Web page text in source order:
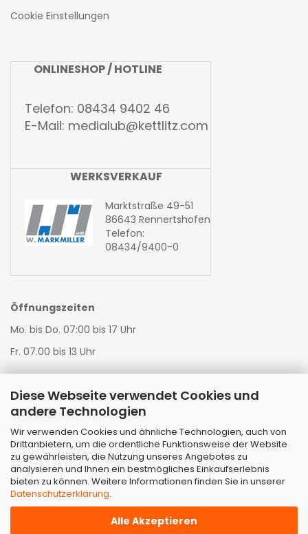
Diese Webseite verwendet Cookies und
andere Technologien
Wir verwenden Cookies und ähnliche Technologien, auch von
Drittanbietern, um die ordentliche Funktionsweise der Website
zu gewährleisten, die Nutzung unseres Angebotes zu
analysieren und Ihnen ein bestmögliches Einkaufserlebnis
bieten zu können. Weitere Informationen finden Sie in unserer
Datenschutzerklärung.
Alle Akzeptieren
Cookie Einstellungen
ONLINESHOP / HOTLINE
Telefon: 08434 9402 46
E-Mail: medialub@kettlitz.com
WERKSVERKAUF
Marktstraße 49-51
86643 Rennertshofen
Telefon:
08434/9400-0
Öffnungszeiten
Mo. bis Do. 07:00 bis 17 Uhr
Fr. 07.00 bis 13 Uhr
Warenannahme LKW:
Mo. bis Do. 07:00 bis 16:00 Uhr
Fr. 07:00 bis 11:00 Uhr
Warenannahme StrTKW:
Mo. bis Fr. 07:00 bis 11:00 Uhr